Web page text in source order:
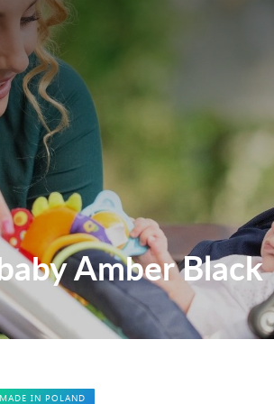
Amber Black
MADE IN POLAND